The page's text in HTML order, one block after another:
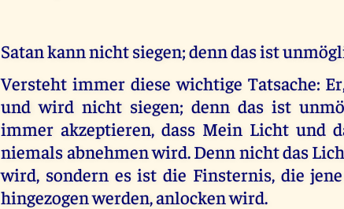
Satan kann nicht siegen; denn das ist
Versteht immer diese wichtige Tatsache:
und wird nicht siegen; denn das ist
immer akzeptieren, dass Mein Licht und
niemals abnehmen wird. Denn nicht das
wird, sondern es ist die Finsternis, die
hingezogen werden, anlocken wird.